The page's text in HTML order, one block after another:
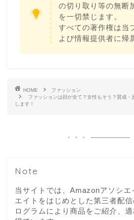
の切り取り等の無断
を一切禁じます。
すべての著作権は当
よび情報提供者に帰
HOME
ファッション
ファッションは顔が全て？女性もそう？賛成・
します！
Note
当サイトでは、Amazonアソシエ
エイトをはじめとした第三者配
ログラムにより商品をご紹介、